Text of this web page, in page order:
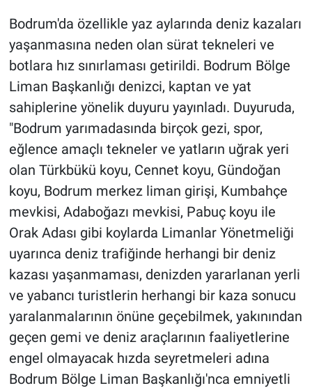
Bodrum'da özellikle yaz aylarında deniz kazaları
yaşanmasına neden olan sürat tekneleri ve
botlara hız sınırlaması getirildi. Bodrum Bölge
Liman Başkanlığı denizci, kaptan ve yat
sahiplerine yönelik duyuru yayınladı. Duyuruda,
"Bodrum yarımadasında birçok gezi, spor,
eğlence amaçlı tekneler ve yatların uğrak yeri
olan Türkbükü koyu, Cennet koyu, Gündoğan
koyu, Bodrum merkez liman girişi, Kumbahçe
mevkisi, Adaboğazı mevkisi, Pabuç koyu ile
Orak Adası gibi koylarda Limanlar Yönetmeliği
uyarınca deniz trafiğinde herhangi bir deniz
kazası yaşanmaması, denizden yararlanan yerli
ve yabancı turistlerin herhangi bir kaza sonucu
yaralanmalarının önüne geçebilmek, yakınından
geçen gemi ve deniz araçlarının faaliyetlerine
engel olmayacak hızda seyretmeleri adına
Bodrum Bölge Liman Başkanlığı'nca emniyetli